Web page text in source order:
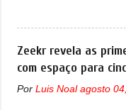
para-
um
da
MIIT,
marca
Zeekr revela as
com espaço para
Por Luis Noal agosto